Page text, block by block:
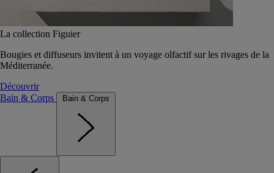
La collection Figuier
Bougies et diffuseurs invitent à un voyage olfactif sur les rivages de la
Méditerranée.
Découvrir
Bain & Corps
Bain & Corps